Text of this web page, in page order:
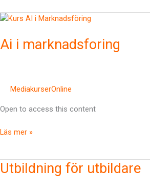
Ai i marknadsforing
MediakurserOnline
Open to access this content
Ai
marknadsforing
Läs mer »
Utbildning för utbildare
Utbildning